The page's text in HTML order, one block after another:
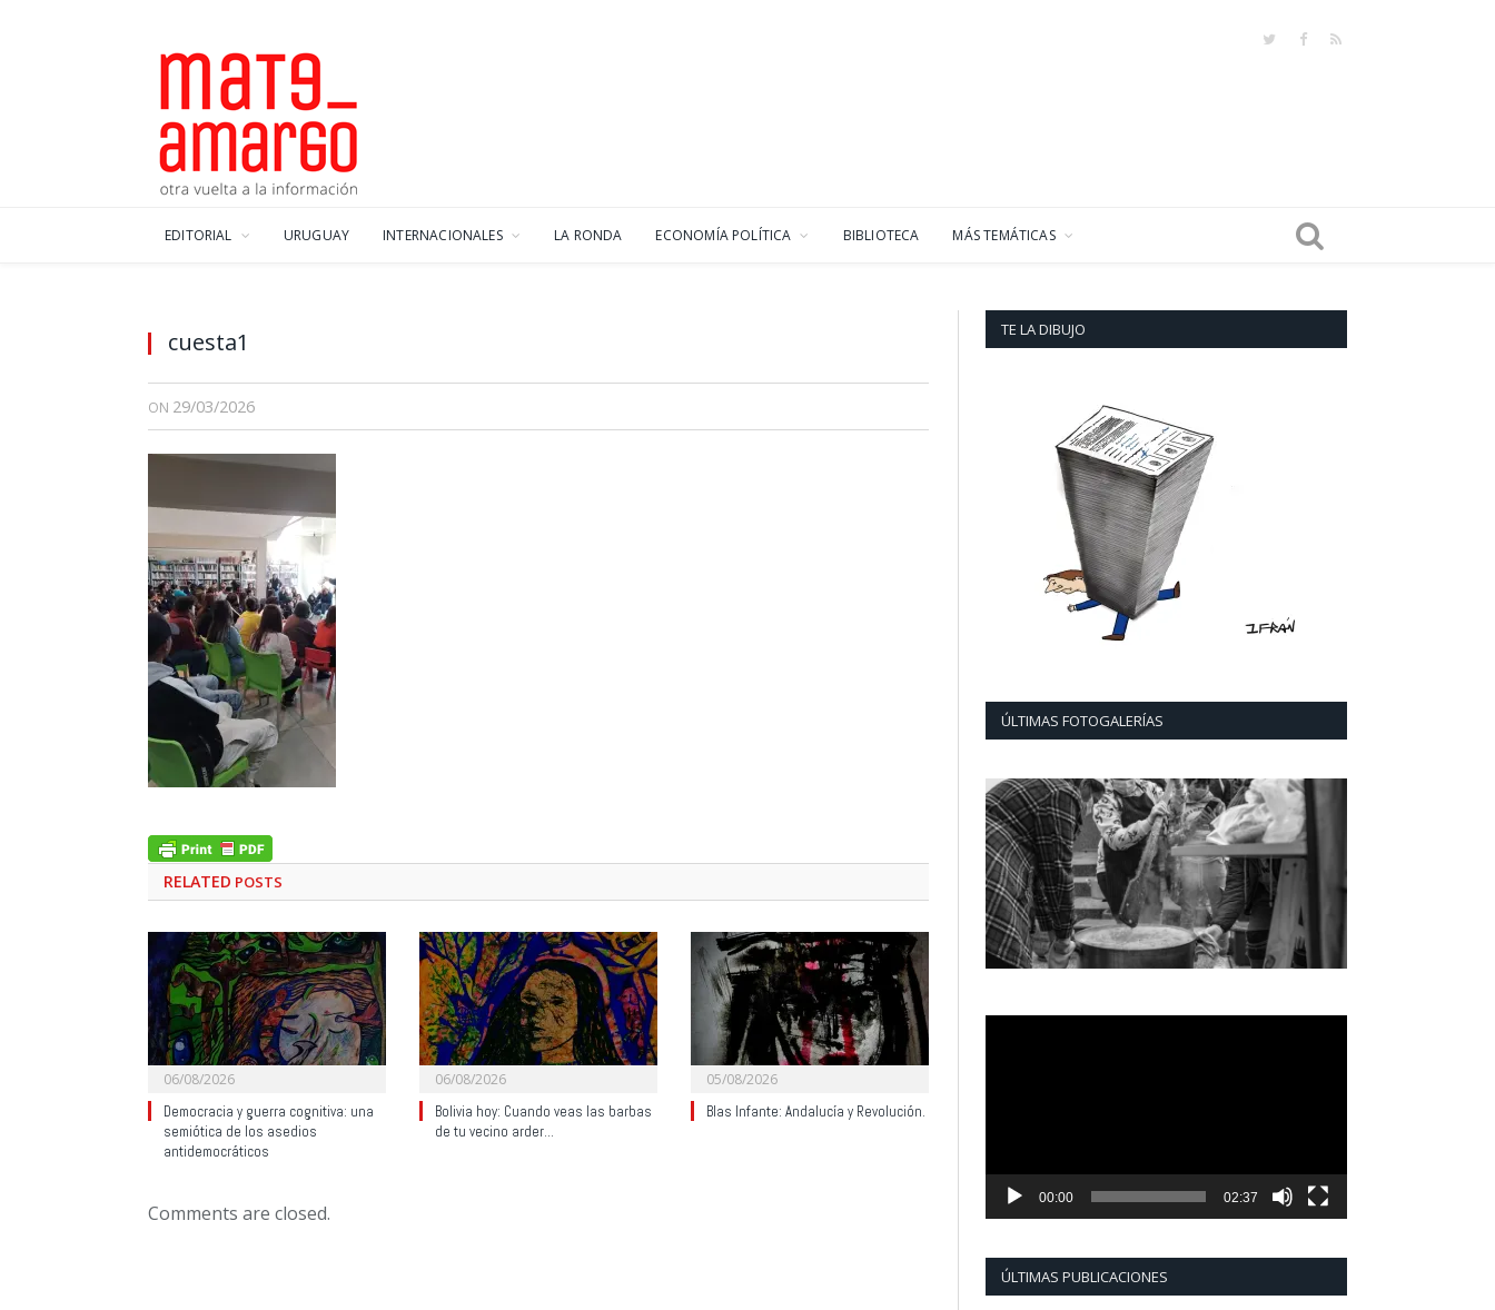
TwitterFacebook
RSS
EDITORIAL URUGUAY INTERNACIONALES LA RONDA ECONOMÍA POLÍTICA BIBLIOTECA MÁS TEMÁTICAS
cuesta1
ON 29/03/2026
RELATED POSTS
06/08/2026
Democracia y guerra cognitiva: una
semiótica de los asedios
antidemocráticos
06/08/2026
Bolivia hoy: Cuando veas las barbas
de tu vecino arder…
05/08/2026
Blas Infante: Andalucía y Revolución.
Comments are closed.
TE LA DIBUJO
ÚLTIMAS FOTOGALERÍAS
00:00 02:37
ÚLTIMAS PUBLICACIONES